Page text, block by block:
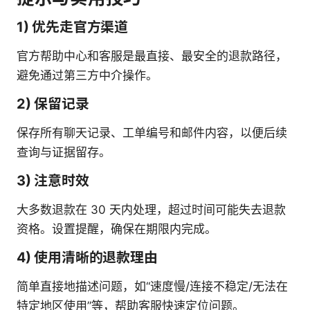
1) 优先走官方渠道
官方帮助中心和客服是最直接、最安全的退款路径，
避免通过第三方中介操作。
2) 保留记录
保存所有聊天记录、工单编号和邮件内容，以便后续
查询与证据留存。
3) 注意时效
大多数退款在 30 天内处理，超过时间可能失去退款
资格。设置提醒，确保在期限内完成。
4) 使用清晰的退款理由
简单直接地描述问题，如“速度慢/连接不稳定/无法在
特定地区使用”等，帮助客服快速定位问题。